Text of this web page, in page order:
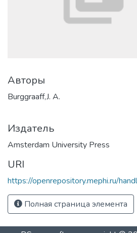
Авторы
Burggraaff,J. A.
Издатель
Amsterdam University Press
URI
https://openrepository.mephi.ru/
Полная страница элемента